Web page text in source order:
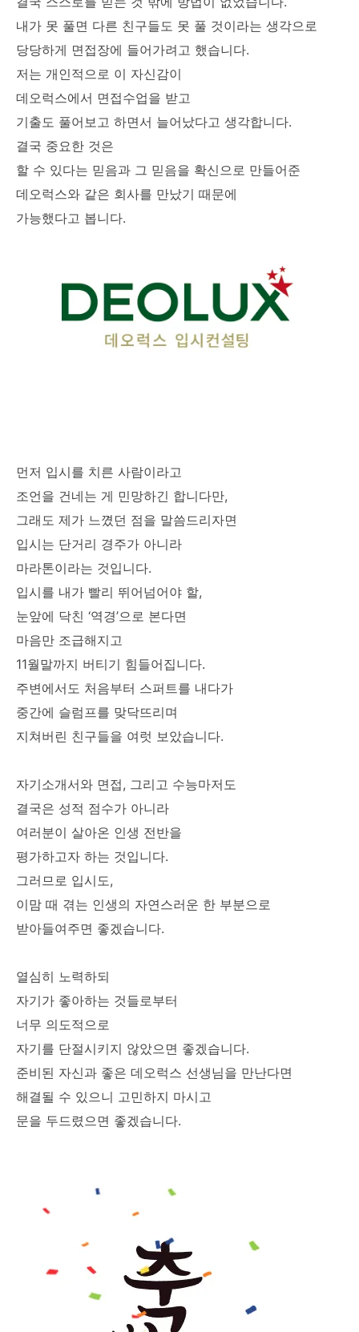
내가 못 풀면 다른 친구들도 못 풀 것이라는 생각으로
당당하게 면접장에 들어가려고 했습니다.
저는 개인적으로 이 자신감이
데오럭스에서 면접수업을 받고
기출도 풀어보고 하면서 늘어났다고 생각합니다.
결국 중요한 것은
할 수 있다는 믿음과 그 믿음을 확신으로 만들어준
데오럭스와 같은 회사를 만났기 때문에
가능했다고 봅니다.
먼저 입시를 치른 사람이라고
조언을 건네는 게 민망하긴 합니다만,
그래도 제가 느꼈던 점을 말씀드리자면
입시는 단거리 경주가 아니라
마라톤이라는 것입니다.
입시를 내가 빨리 뛰어넘어야 할,
눈앞에 닥친 ‘역경’으로 본다면
마음만 조급해지고
11월말까지 버티기 힘들어집니다.
주변에서도 처음부터 스퍼트를 내다가
중간에 슬럼프를 맞닥뜨리며
지쳐버린 친구들을 여럿 보았습니다.
자기소개서와 면접, 그리고 수능마저도
결국은 성적 점수가 아니라
여러분이 살아온 인생 전반을
평가하고자 하는 것입니다.
그러므로 입시도,
이맘 때 겪는 인생의 자연스러운 한 부분으로
받아들여주면 좋겠습니다.
열심히 노력하되
자기가 좋아하는 것들로부터
너무 의도적으로
자기를 단절시키지 않았으면 좋겠습니다.
준비된 자신과 좋은 데오럭스 선생님을 만난다면
해결될 수 있으니 고민하지 마시고
문을 두드렸으면 좋겠습니다.